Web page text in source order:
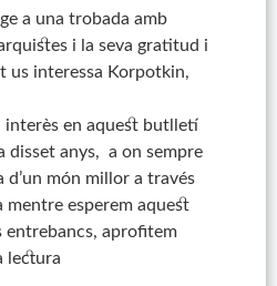
a una trobada amb
i la seva gratitud i
us interessa Korpotkin,
interès en aquest butlletí
disset anys, a on sempre
d’un món millor a través
mentre esperem aquest
entrebancs, aprofitem
lectura